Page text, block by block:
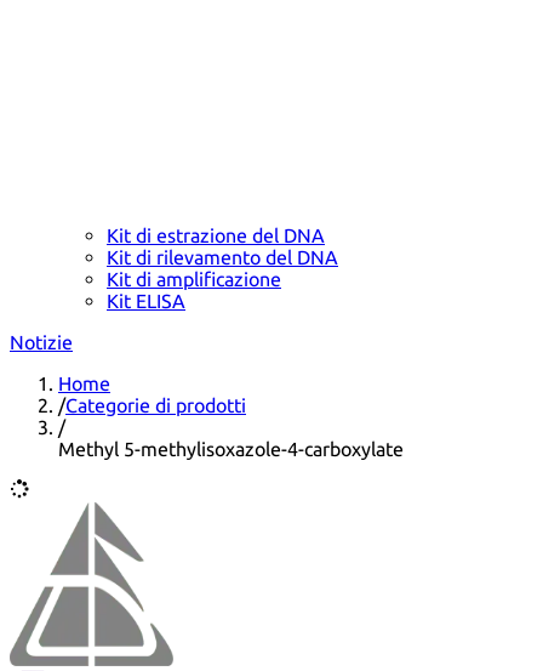
Kit di estrazione del DNA
Kit di rilevamento del DNA
Kit di amplificazione
Kit ELISA
Notizie
Home
/Categorie di prodotti
/
Methyl 5-methylisoxazole-4-carboxylate